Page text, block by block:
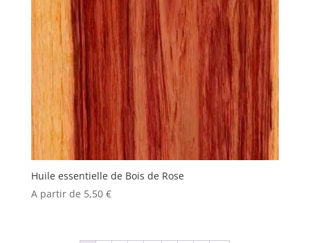
Huile essentielle de Bois de Rose
A partir de 5,50 €